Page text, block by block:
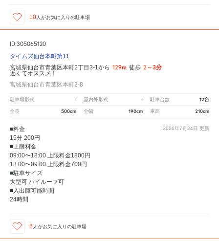
10 人がお気に入りの駐車場
ID:305065120
タイムズ仙台本町第11
宮城県仙台市青葉区本町2丁目3-1から 129m 徒歩 2～3分
近くてオススメ！
宮城県仙台市青葉区本町2-8
駐車場形式 - 屋内外形式 - 駐車台数 12台
全長 500cm 全幅 190cm 車高 210cm
2026年7月24日 更新
■料金
15分 200円
■上限料金
09:00〜18:00 上限料金1800円
18:00〜09:00 上限料金700円
■駐車サイズ
大型可 ハイルーフ可
■入出庫可能時間
24時間
6 人がお気に入りの駐車場